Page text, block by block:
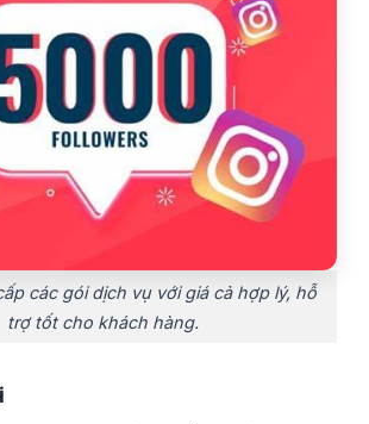
các gói dịch vụ với giá cả hợp lý, hỗ
trợ tốt cho khách hàng.